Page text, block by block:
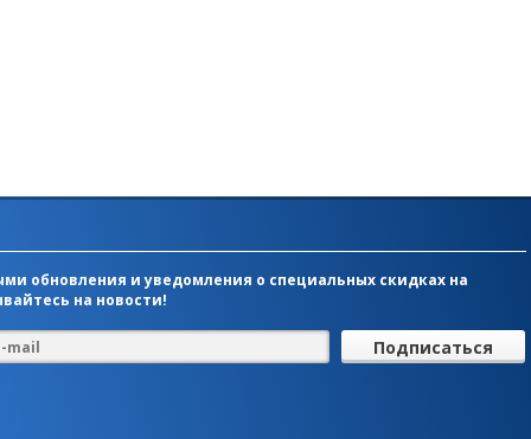
обновления и уведомления о специальных скидках на
на новости!